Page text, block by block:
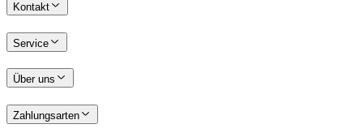
Kontakt
Service
Über uns
Zahlungsarten